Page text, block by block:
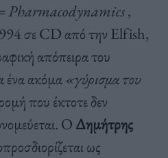
Pharmacodynamics,
σε CD από την Elfish,
απόπειρα του
ένα ακόμα«γύρισμα του
που έκτοτε δεν
Ο Δημήτρης
ως